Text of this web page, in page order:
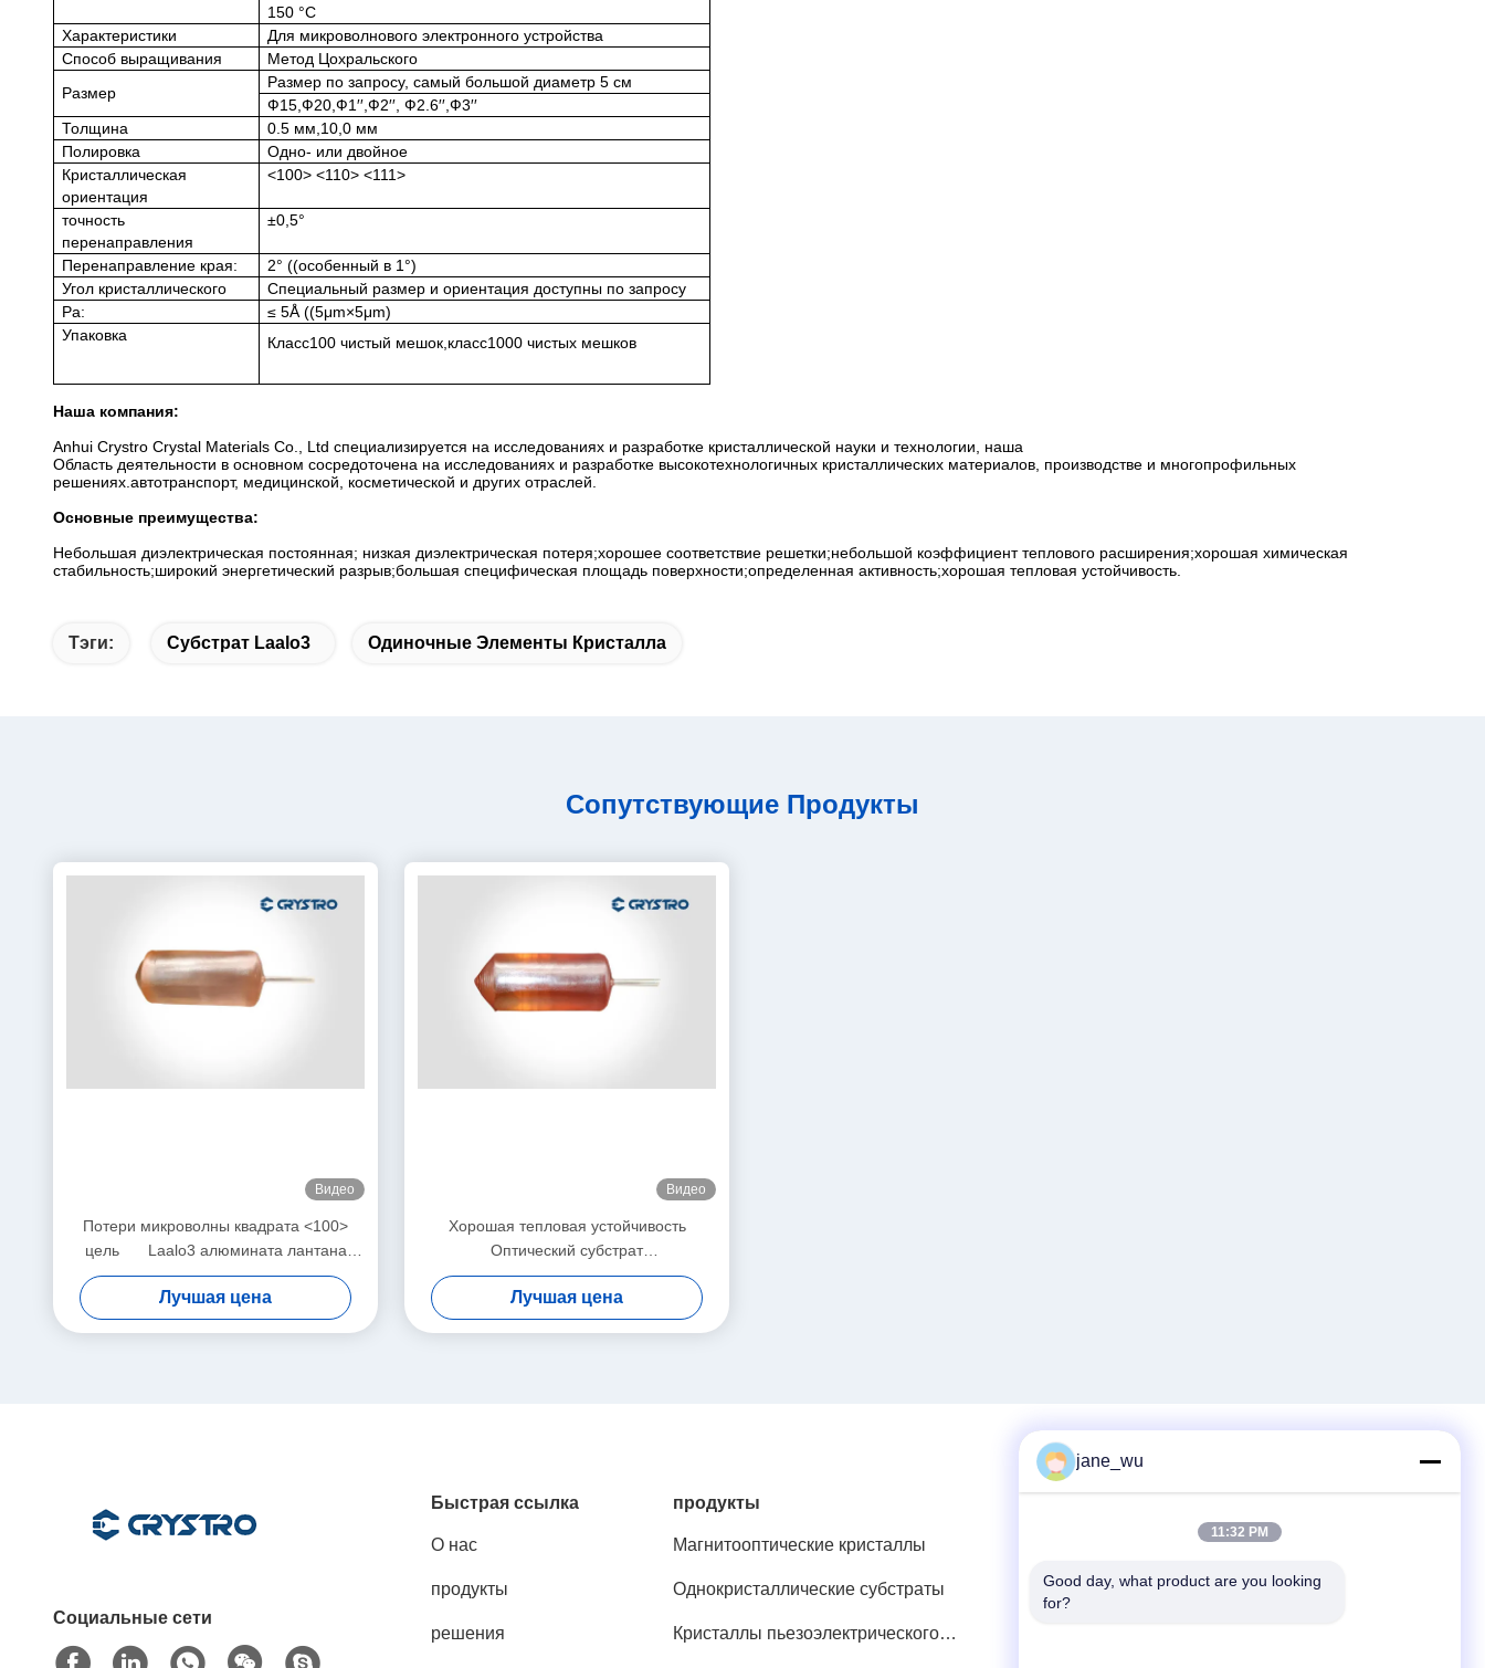
150 °C
Характеристики
Для микроволнового электронного устройства
Способ выращивания
Метод Цохральского
Размер
Размер по запросу, самый большой диаметр 5 см
Ф15 Ф20 Ф1′′ Ф2′′, Ф2.6′′ Ф3′′
Толщина
0.5 мм,10,0 мм
Полировка
Одно- или двойное
Кристаллическая
ориентация
<100> <110> <111>
точность
перенаправления
±0,5°
Перенаправление края:
2° ((особенный в 1°)
Угол кристаллического
Специальный размер и ориентация доступны по запросу
Ра:
≤ 5Å ((5μm×5μm)
Упаковка
Класс100 чистый мешок, класс1000 чистых мешков
Наша компания:
Anhui Crystro Crystal Materials Co., Ltd специализируется на исследованиях и разработке кристаллической науки и технологии, наша
Область деятельности в основном сосредоточена на исследованиях и разработке высокотехнологичных кристаллических материалов, производстве и многопрофильных
решениях.автотранспорт, медицинской, косметической и других отраслей.
Основные преимущества:
Небольшая диэлектрическая постоянная; низкая диэлектрическая потеря;хорошее соответствие решетки;небольшой коэффициент теплового расширения;хорошая химическая
стабильность;широкий энергетический разрыв;большая специфическая площадь поверхности;определенная активность;хорошая тепловая устойчивость.
Тэги: Субстрат Laalo3 Одиночные Элементы Кристалла
Сопутствующие Продукты
Видео
Потери микроволны квадрата <100>
цель Laalo3 алюмината лантана
субстрата низкой оптически
Лучшая цена
Видео
Хорошая тепловая устойчивость
Оптический субстрат
однокристаллический LaO
Лучшая цена
Социальные сети
Быстрая ссылка
О нас
продукты
решения
продукты
Магнитооптические кристаллы
Однокристаллические субстраты
Кристаллы пьезоэлектрического
86-0551-63840886
jane_wu
11:32 PM
Good day, what product are you looking
for?